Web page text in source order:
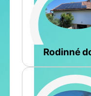
Rodinné
Šikmá